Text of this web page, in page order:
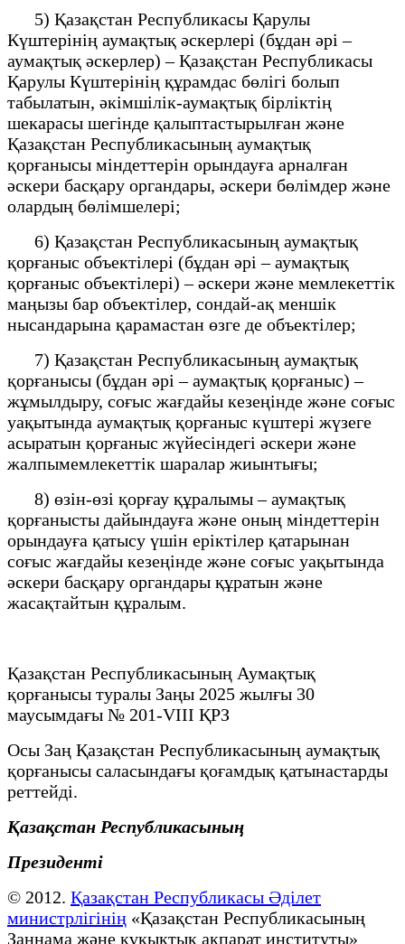
5) Қазақстан Республикасы Қарулы
Күштерінің аумақтық әскерлері (бұдан әрі –
аумақтық әскерлер) – Қазақстан Республикасы
Қарулы Күштерінің құрамдас бөлігі болып
табылатын, әкімшілік-аумақтық бірліктің
шекарасы шегінде қалыптастырылған және
Қазақстан Республикасының аумақтық
қорғанысы міндеттерін орындауға арналған
әскери басқару органдары, әскери бөлімдер және
олардың бөлімшелері;
6) Қазақстан Республикасының аумақтық
қорғаныс объектілері (бұдан әрі – аумақтық
қорғаныс объектілері) – әскери және мемлекеттік
маңызы бар объектілер, сондай-ақ меншік
нысандарына қарамастан өзге де объектілер;
7) Қазақстан Республикасының аумақтық
қорғанысы (бұдан әрі – аумақтық қорғаныс) –
жұмылдыру, соғыс жағдайы кезеңінде және соғыс
уақытында аумақтық қорғаныс күштері жүзеге
асыратын қорғаныс жүйесіндегі әскери және
жалпымемлекеттік шаралар жиынтығы;
8) өзін-өзі қорғау құралымы – аумақтық
қорғанысты дайындауға және оның міндеттерін
орындауға қатысу үшін еріктілер қатарынан
соғыс жағдайы кезеңінде және соғыс уақытында
әскери басқару органдары құратын және
жасақтайтын құралым.
Қазақстан Республикасының Аумақтық
қорғанысы туралы Заңы 2025 жылғы 30
маусымдағы № 201-VIII ҚРЗ
Осы Заң Қазақстан Республикасының аумақтық
қорғанысы саласындағы қоғамдық қатынастарды
реттейді.
Қазақстан Республикасының
Президенті
© 2012. Қазақстан Республикасы Әділет
министрлігінің «Қазақстан Республикасының
Заңнама және құқықтық ақпарат институты»